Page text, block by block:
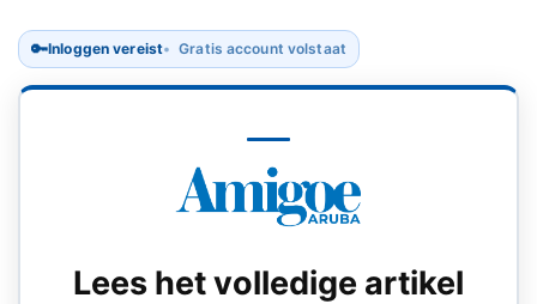
🔑Inloggen vereist Gratis account volstaat
Lees het volledige artikel